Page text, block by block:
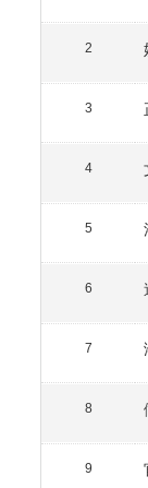
2
3
4
5
6
7
8
9